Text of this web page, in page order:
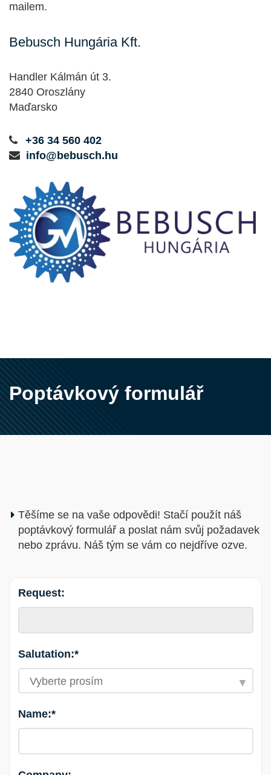
mailem.
Bebusch Hungária Kft.
Handler Kálmán út 3.
2840 Oroszlány
Maďarsko
+36 34 560 402
info@bebusch.hu
Poptávkový formulář
Těšíme se na vaše odpovědi! Stačí použít náš
poptávkový formulář a poslat nám svůj požadavek
nebo zprávu. Náš tým se vám co nejdříve ozve.
Request:
Salutation:*
Name:*